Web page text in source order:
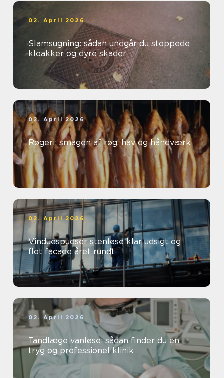
02. April 2026
Slamsugning: sådan undgår du stoppede
kloakker og dyre skader
02. April 2026
Røgeri: smagen af røg, hav og håndværk
02. April 2026
Vinduespudser stenløse klar udsigt og
flot facade året rundt
02. April 2026
Tandlæge vanløse: sådan finder du en
tryg og professionel klinik